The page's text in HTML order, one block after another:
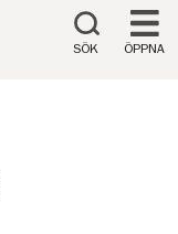
SÖK ÖPPNA